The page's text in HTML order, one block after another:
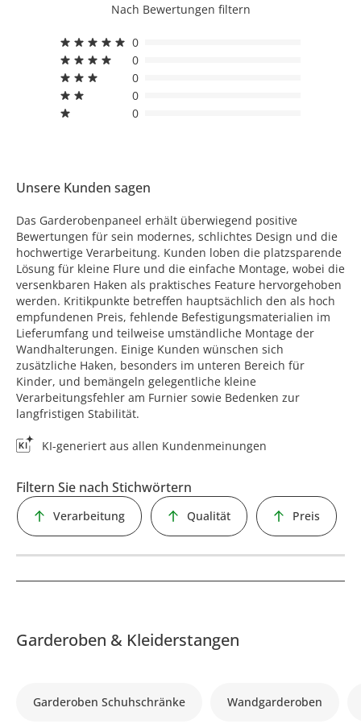
Nach Bewertungen filtern
0
0
0
0
0
Unsere Kunden sagen
Das Garderobenpaneel erhält überwiegend positive
Bewertungen für sein modernes, schlichtes Design und die
hochwertige Verarbeitung. Kunden loben die platzsparende
Lösung für kleine Flure und die einfache Montage, wobei die
versenkbaren Haken als praktisches Feature hervorgehoben
werden. Kritikpunkte betreffen hauptsächlich den als hoch
empfundenen Preis, fehlende Befestigungsmaterialien im
Lieferumfang und teilweise umständliche Montage der
Wandhalterungen. Einige Kunden wünschen sich
zusätzliche Haken, besonders im unteren Bereich für
Kinder, und bemängeln gelegentliche kleine
Verarbeitungsfehler am Furnier sowie Bedenken zur
langfristigen Stabilität.
KI-generiert aus allen Kundenmeinungen
Filtern Sie nach Stichwörtern
Verarbeitung Qualität Preis
Garderoben & Kleiderstangen
Garderoben Schuhschränke Wandgarderoben